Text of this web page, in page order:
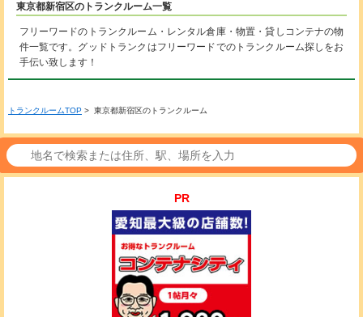
東京都新宿区のトランクルーム一覧
フリーワードのトランクルーム・レンタル倉庫・物置・貸しコンテナの物
件一覧です。グッドトランクはフリーワードでのトランクルーム探しをお
手伝い致します！
トランクルームTOP > 東京都新宿区のトランクルーム
PR